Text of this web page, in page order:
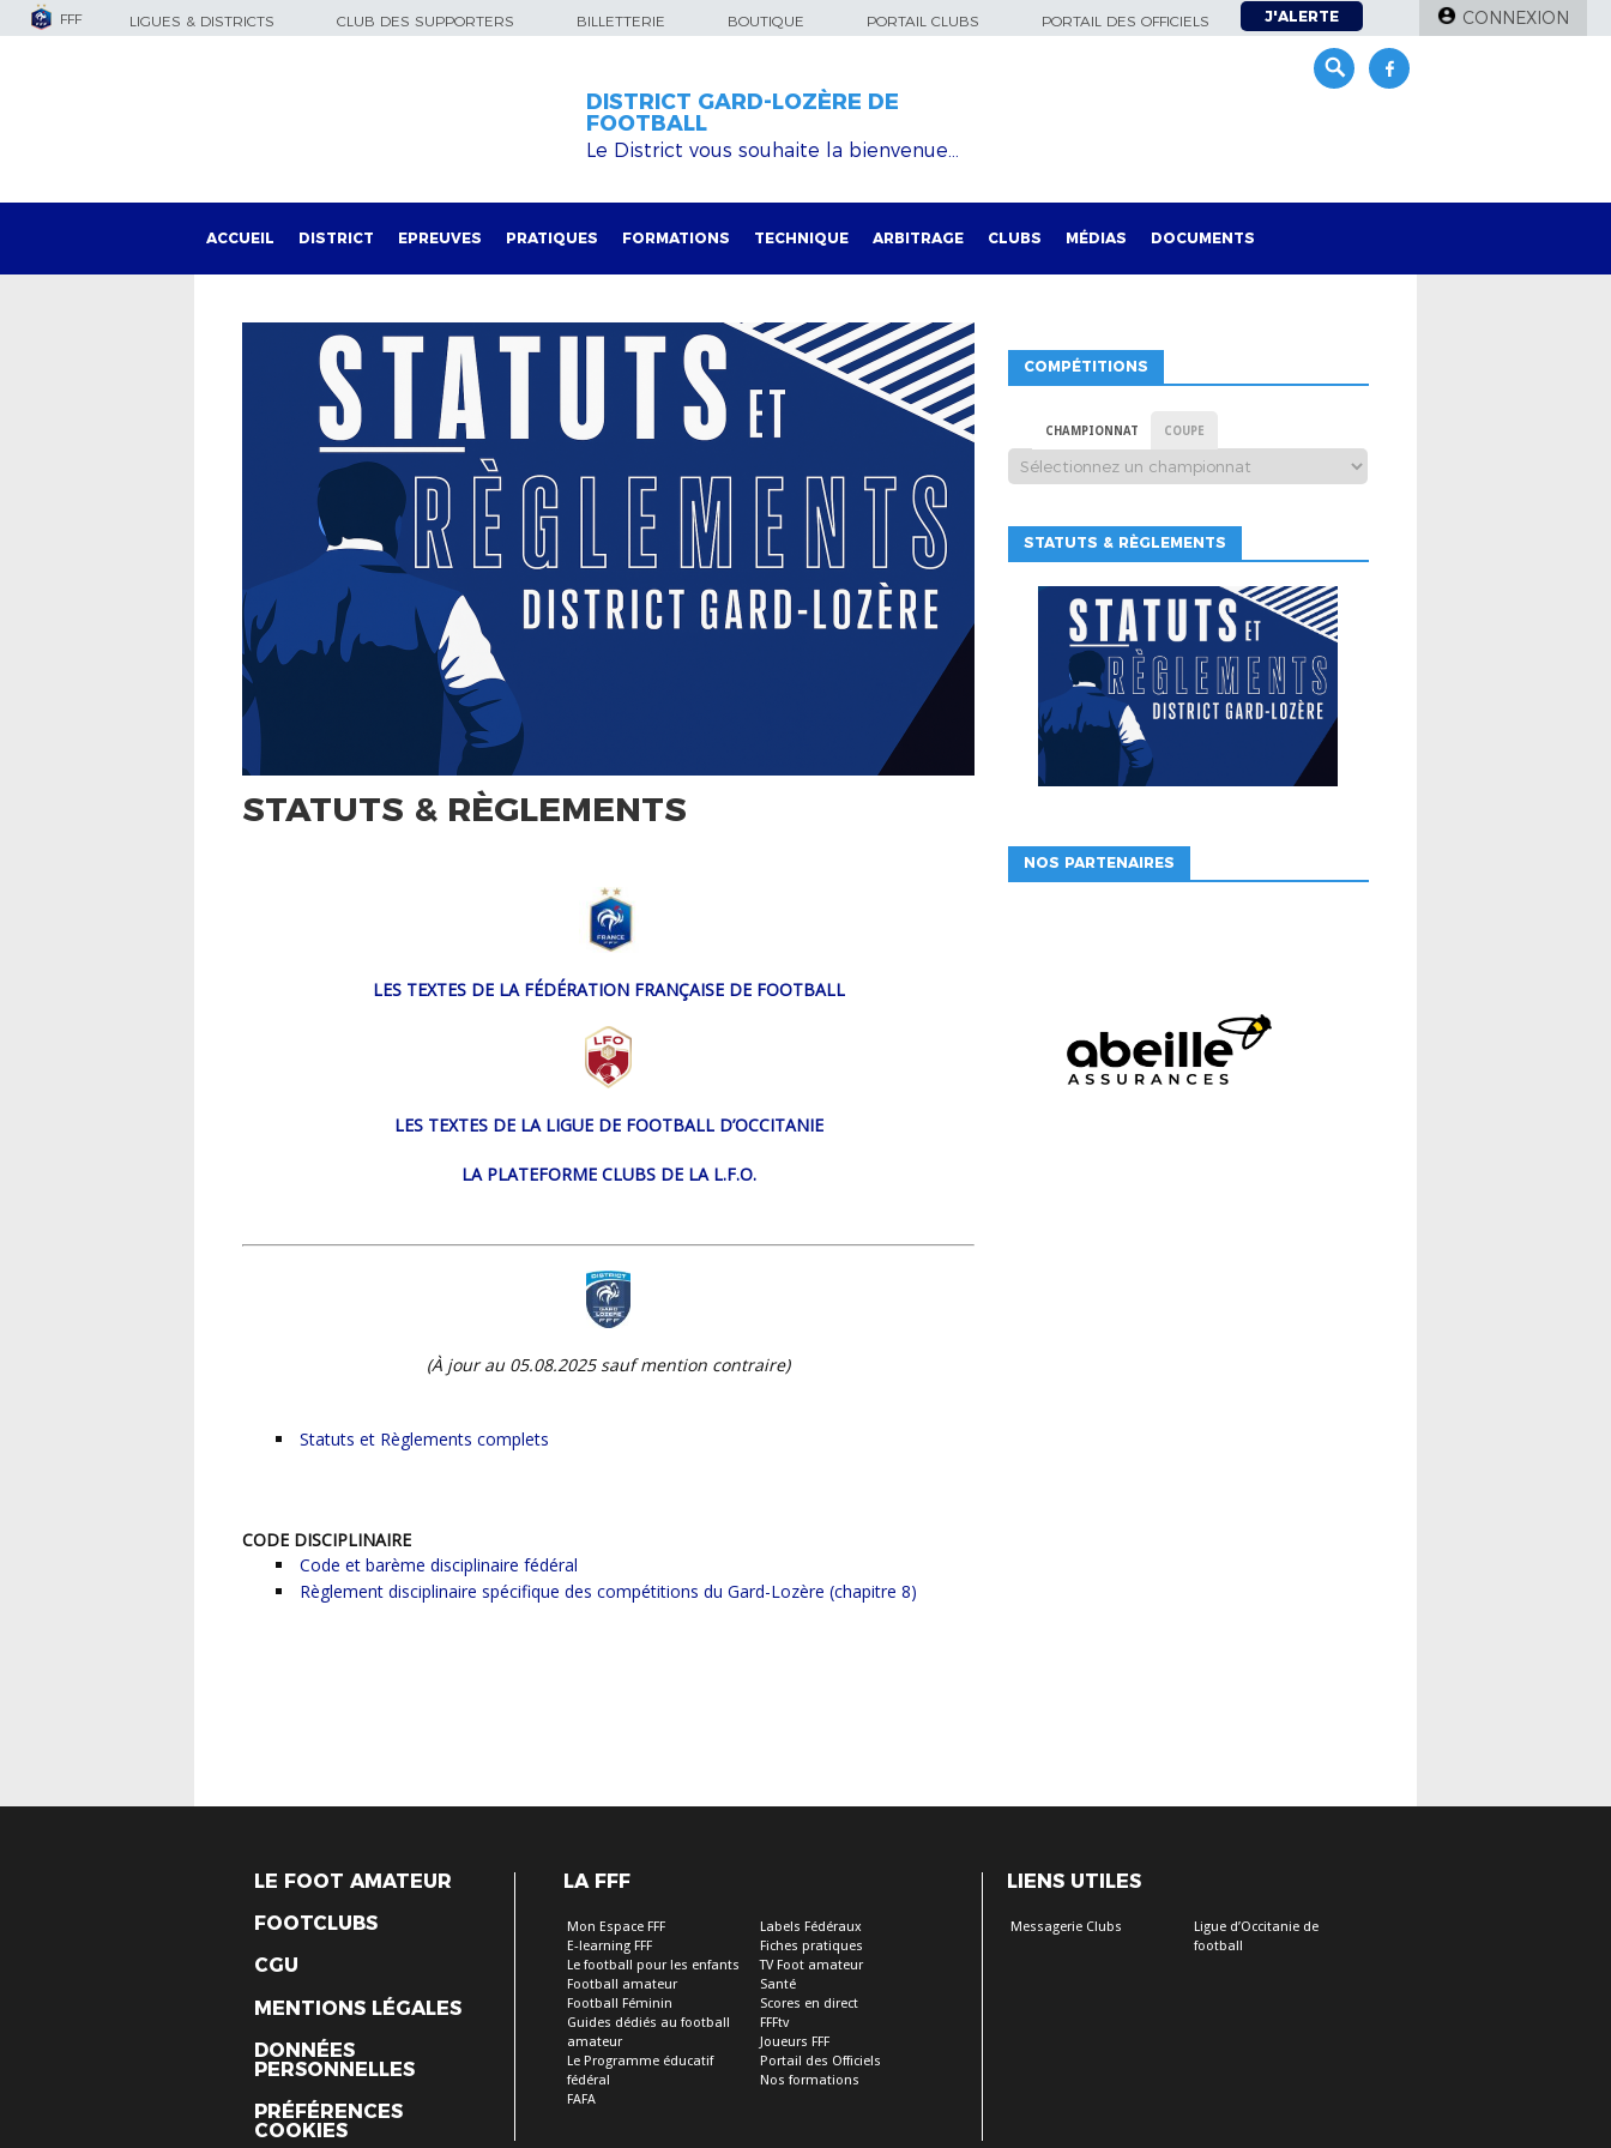
FFF LIGUES & DISTRICTS CLUB DES SUPPORTERS BILLETTERIE BOUTIQUE PORTAIL CLUBS PORTAIL DES OFFICIELS J'ALERTE CONNEXION
DISTRICT GARD-LOZÈRE DE
FOOTBALL
Le District vous souhaite la bienvenue…
ACCUEIL DISTRICT EPREUVES PRATIQUES FORMATIONS TECHNIQUE ARBITRAGE CLUBS MÉDIAS DOCUMENTS
STATUTS & RÈGLEMENTS
LES TEXTES DE LA FÉDÉRATION FRANÇAISE DE FOOTBALL
LES TEXTES DE LA LIGUE DE FOOTBALL D’OCCITANIE
LA PLATEFORME CLUBS DE LA L.F.O.
(À jour au 05.08.2025 sauf mention contraire)
Statuts et Règlements complets
CODE DISCIPLINAIRE
Code et barème disciplinaire fédéral
Règlement disciplinaire spécifique des compétitions du Gard-Lozère (chapitre 8)
COMPÉTITIONS
CHAMPIONNAT COUPE
STATUTS & RÈGLEMENTS
NOS PARTENAIRES
LE FOOT AMATEUR
FOOTCLUBS
CGU
MENTIONS LÉGALES
DONNÉES
PERSONNELLES
PRÉFÉRENCES
COOKIES
LA FFF
Mon Espace FFF
E-learning FFF
Le football pour les enfants
Football amateur
Football Féminin
Guides dédiés au football
amateur
Le Programme éducatif
fédéral
FAFA
Labels Fédéraux
Fiches pratiques
TV Foot amateur
Santé
Scores en direct
FFFtv
Joueurs FFF
Portail des Officiels
Nos formations
LIENS UTILES
Messagerie Clubs
Ligue d’Occitanie de
football